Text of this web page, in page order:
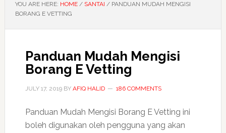
YOU ARE HERE: HOME / SANTAI /PANDUAN MUDAH MENGISI
BORANG E VETTING
Panduan Mudah Mengisi
Borang E Vetting
JULY 17, 2019BY AFIQ HALID 186 COMMENTS
Panduan Mudah Mengisi Borang E Vetting ini
boleh digunakan oleh pengguna yang akan